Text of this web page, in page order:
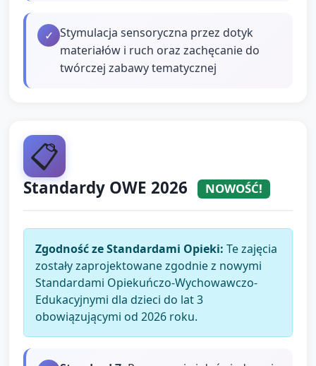
✓ Stymulacja sensoryczna przez dotyk
materiałów i ruch oraz zachęcanie do
twórczej zabawy tematycznej
📋
Standardy OWE 2026 NOWOŚĆ!
Zgodność ze Standardami Opieki: Te zajęcia
zostały zaprojektowane zgodnie z nowymi
Standardami Opiekuńczo-Wychowawczo-
Edukacyjnymi dla dzieci do lat 3
obowiązującymi od 2026 roku.